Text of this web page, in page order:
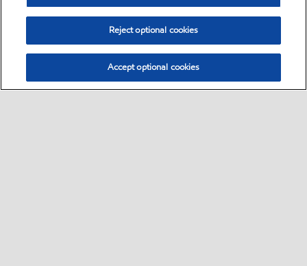
Reject optional cookies
Accept optional cookies